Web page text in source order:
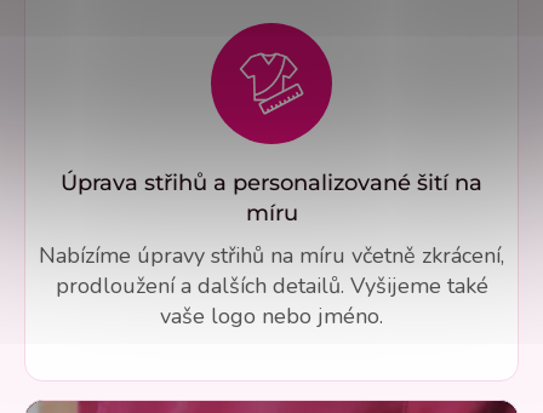
Úprava střihů a personalizované šití na
míru
Nabízíme úpravy střihů na míru včetně zkrácení,
prodloužení a dalších detailů. Vyšijeme také
vaše logo nebo jméno.